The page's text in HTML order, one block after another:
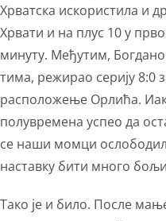
Хрватска искористила и
Хрвати и на плус 10 у
минуту. Међутим,
тима, режирао серију 8:0
расположење Орлића.
полувремена успео да
се наши момци
наставку бити много
Тако је и било. После